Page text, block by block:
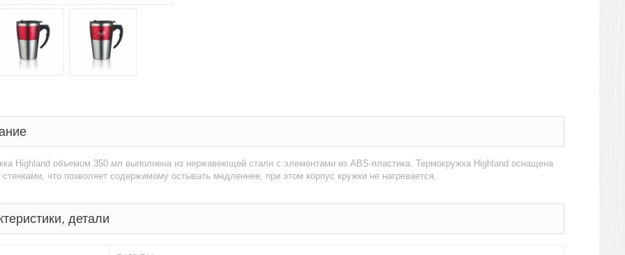
Highland объемом 350 мл выполнена из нержавеющей стали с элементами из ABS-пластика. Термокружка Highland оснащена
что позволяет содержимому остывать медленнее, при этом корпус кружки не нагревается.
детали